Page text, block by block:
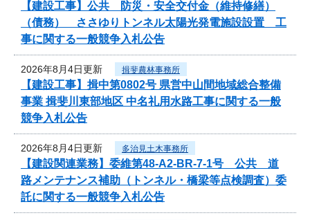
【建設工事】公共 防災・安全交付金（維持修繕）
（債務） ささゆりトンネル太陽光発電施設設置 工
事に関する一般競争入札公告
2026年8月4日更新 揖斐農林事務所
【建設工事】揖中第0802号 県営中山間地域総合整備
事業 揖斐川東部地区 中名礼用水路工事に関する一般
競争入札公告
2026年8月4日更新 多治見土木事務所
【建設関連業務】委維第48-A2-BR-7-1号 公共 道
路メンテナンス補助（トンネル・橋梁等点検調査）委
託に関する一般競争入札公告